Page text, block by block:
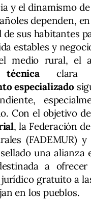
y el dinamismo
dependen,
de sus habitantes
estables y
medio rural, el
clara
especializado
Con el objetivo
, la Federación
(FADEMUR)
una alianza
a
gratuito a
en los pueblos.